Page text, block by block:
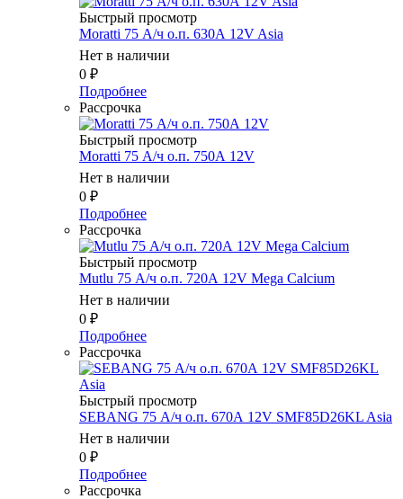
Быстрый просмотр
Moratti 75 А/ч о.п. 630А 12V Asia
Нет в наличии
0 ₽
Подробнее
Рассрочка
Быстрый просмотр
Moratti 75 А/ч о.п. 750А 12V
Нет в наличии
0 ₽
Подробнее
Рассрочка
Быстрый просмотр
Mutlu 75 А/ч о.п. 720А 12V Mega Calcium
Нет в наличии
0 ₽
Подробнее
Рассрочка
Быстрый просмотр
SEBANG 75 А/ч о.п. 670А 12V SMF85D26KL Asia
Нет в наличии
0 ₽
Подробнее
Рассрочка